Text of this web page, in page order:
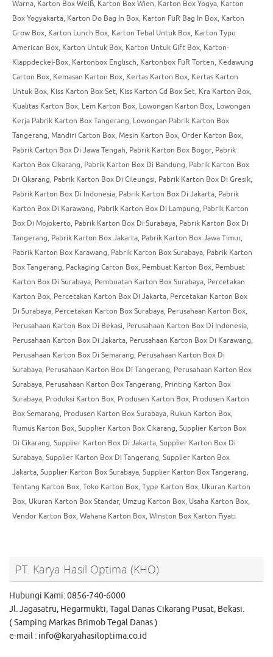
Warna, Karton Box Weiß, Karton Box Wien, Karton Box Yogya, Karton
Box Yogyakarta, Karton Do Bag In Box, Karton FüR Bag In Box, Karton
Grow Box, Karton Lunch Box, Karton Tebal Untuk Box, Karton Typu
American Box, Karton Untuk Box, Karton Untuk Gift Box, Karton-
Klappdeckel-Box, Kartonbox Englisch, Kartonbox FüR Torten, Kedawung
Carton Box, Kemasan Karton Box, Kertas Karton Box, Kertas Karton
Untuk Box, Kiss Karton Box Set, Kiss Karton Cd Box Set, Kra Karton Box,
Kualitas Karton Box, Lem Karton Box, Lowongan Karton Box, Lowongan
Kerja Pabrik Karton Box Tangerang, Lowongan Pabrik Karton Box
Tangerang, Mandiri Carton Box, Mesin Karton Box, Order Karton Box,
Pabrik Carton Box Di Jawa Tengah, Pabrik Karton Box Bogor, Pabrik
Karton Box Cikarang, Pabrik Karton Box Di Bandung, Pabrik Karton Box
Di Cikarang, Pabrik Karton Box Di Cileungsi, Pabrik Karton Box Di Gresik,
Pabrik Karton Box Di Indonesia, Pabrik Karton Box Di Jakarta, Pabrik
Karton Box Di Karawang, Pabrik Karton Box Di Lampung, Pabrik Karton
Box Di Mojokerto, Pabrik Karton Box Di Surabaya, Pabrik Karton Box Di
Tangerang, Pabrik Karton Box Jakarta, Pabrik Karton Box Jawa Timur,
Pabrik Karton Box Karawang, Pabrik Karton Box Surabaya, Pabrik Karton
Box Tangerang, Packaging Carton Box, Pembuat Karton Box, Pembuat
Karton Box Di Surabaya, Pembuatan Karton Box Surabaya, Percetakan
Karton Box, Percetakan Karton Box Di Jakarta, Percetakan Karton Box
Di Surabaya, Percetakan Karton Box Surabaya, Perusahaan Karton Box,
Perusahaan Karton Box Di Bekasi, Perusahaan Karton Box Di Indonesia,
Perusahaan Karton Box Di Jakarta, Perusahaan Karton Box Di Karawang,
Perusahaan Karton Box Di Semarang, Perusahaan Karton Box Di
Surabaya, Perusahaan Karton Box Di Tangerang, Perusahaan Karton Box
Surabaya, Perusahaan Karton Box Tangerang, Printing Karton Box
Surabaya, Produksi Karton Box, Produsen Karton Box, Produsen Karton
Box Semarang, Produsen Karton Box Surabaya, Rukun Karton Box,
Rumus Karton Box, Supplier Karton Box Cikarang, Supplier Karton Box
Di Cikarang, Supplier Karton Box Di Jakarta, Supplier Karton Box Di
Surabaya, Supplier Karton Box Di Tangerang, Supplier Karton Box
Jakarta, Supplier Karton Box Surabaya, Supplier Karton Box Tangerang,
Tentang Karton Box, Toko Karton Box, Type Karton Box, Ukuran Karton
Box, Ukuran Karton Box Standar, Umzug Karton Box, Usaha Karton Box,
Vendor Karton Box, Wahana Karton Box, Winston Box Karton Fiyatı
PT. Karya Hasil Optima (KHO)
Hubungi Kami: 0856-740-6000
Jl. Jagasatru, Hegarmukti, Tagal Danas Cikarang Pusat, Bekasi.
( Samping Markas Brimob Tegal Danas )
e-mail : info@karyahasiloptima.co.id